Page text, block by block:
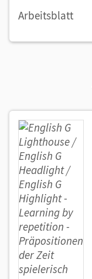
Arbeitsblatt